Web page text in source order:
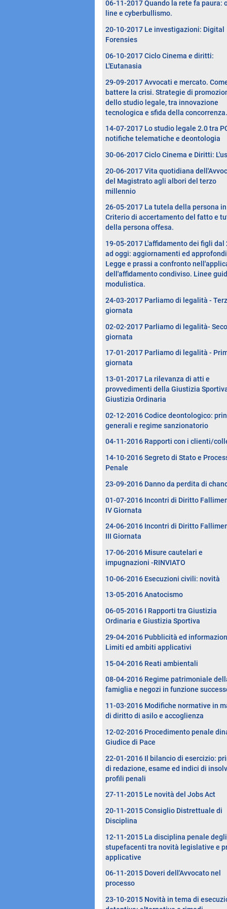
06-11-2017 Quando la rete fa paura:
line e cyberbullismo.
20-10-2017 Le investigazioni: Digital
Forensies
06-10-2017 Ciclo Cinema e diritti:
L'Eutanasia
29-09-2017 Avvocati e mercato.
battere la crisi. Strategie di
dello studio legale, tra innovazione
tecnologica e sfida della concorrenza.
14-07-2017 Lo studio legale 2.0 tra
notifiche telematiche e deontologia
30-06-2017 Ciclo Cinema e Diritti:
20-06-2017 Vita quotidiana
del Magistrato agli albori del terzo
millennio
26-05-2017 La tutela della persona
Criterio di accertamento del fatto e
della persona offesa.
19-05-2017 L'affidamento dei figli dal
ad oggi: aggiornamenti ed
Legge e prassi a confronto
dell'affidamento condiviso. Linee
modulistica.
24-03-2017 Parliamo di legalità -
giornata
02-02-2017 Parliamo di legalità-
giornata
17-01-2017 Parliamo di legalità -
giornata
13-01-2017 La rilevanza di atti e
provvedimenti della Giustizia
Giustizia Ordinaria
02-12-2016 Codice deontologico:
generali e regime sanzionatorio
04-11-2016 Rapporti con i clienti/
14-10-2016 Segreto di Stato e
Penale
23-09-2016 Danno da perdita di
01-07-2016 Incontri di Diritto
IV Giornata
24-06-2016 Incontri di Diritto
III Giornata
17-06-2016 Misure cautelari e
impugnazioni -RINVIATO
10-06-2016 Esecuzioni civili: novità
13-05-2016 Anatocismo
06-05-2016 I Rapporti tra Giustizia
Ordinaria e Giustizia Sportiva
29-04-2016 Pubblicità ed
Limiti ed ambiti applicativi
15-04-2016 Reati ambientali
08-04-2016 Regime patrimoniale
famiglia e negozi in funzione
11-03-2016 Modifiche normative in
di diritto di asilo e accoglienza
12-02-2016 Procedimento penale
Giudice di Pace
22-01-2016 Il bilancio di esercizio:
di redazione, esame ed indici di
profili penali
27-11-2015 Le novità del Jobs Act
20-11-2015 Consiglio Distrettuale di
Disciplina
12-11-2015 La disciplina penale degli
stupefacenti tra novità legislative e
applicative
06-11-2015 Doveri dell'Avvocato nel
processo
23-10-2015 Novità in tema di